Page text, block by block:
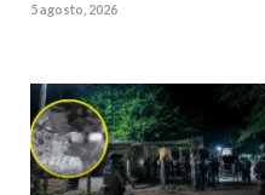
5 agosto, 2026